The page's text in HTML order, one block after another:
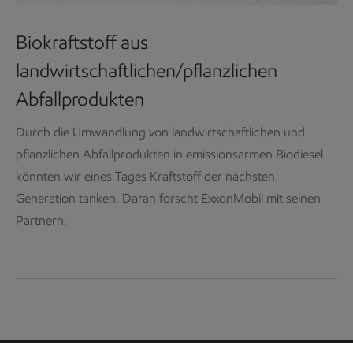
Biokraftstoff aus
landwirtschaftlichen/pflanzlichen
Abfallprodukten
Durch die Umwandlung von landwirtschaftlichen und
pflanzlichen Abfallprodukten in emissionsarmen Biodiesel
könnten wir eines Tages Kraftstoff der nächsten
Generation tanken. Daran forscht ExxonMobil mit seinen
Partnern.